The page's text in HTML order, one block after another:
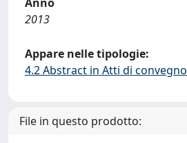
2013
Appare nelle tipologie:
4.2 Abstract in Atti di convegno
File in questo prodotto: